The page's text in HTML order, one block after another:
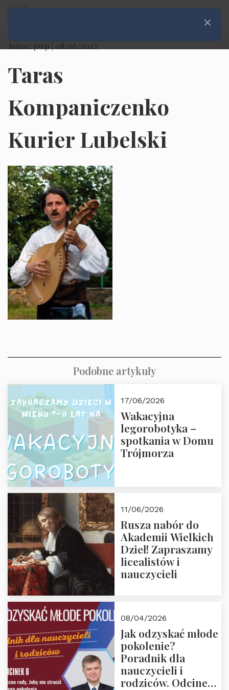
Autor: pwp | 08/06/2022
Taras
Kompaniczenko
Kurier Lubelski
Podobne artykuły
17/06/2026
Wakacyjna
legorobotyka –
spotkania w Domu
Trójmorza
11/06/2026
Rusza nabór do
Akademii Wielkich
Dzieł! Zapraszamy
licealistów i
nauczycieli
08/04/2026
Jak odzyskać młode
pokolenie?
Poradnik dla
nauczycieli i
rodziców. Odcinek
Zamknij